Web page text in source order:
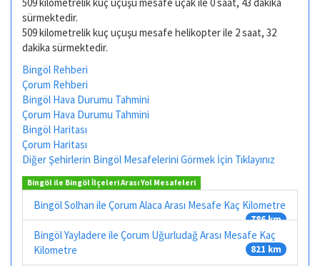
sürmektedir.
509 kilometrelik kuç uçuşu mesafe helikopter ile 2 saat, 32
dakika sürmektedir.
Bingöl Rehberi
Çorum Rehberi
Bingöl Hava Durumu Tahmini
Çorum Hava Durumu Tahmini
Bingöl Haritası
Çorum Haritası
Diğer Şehirlerin Bingöl Mesafelerini Görmek İçin Tıklayınız
Bingöl ile Bingöl İlçeleri Arası Yol Mesafeleri
Bingöl Solhan ile Çorum Alaca Arası Mesafe Kaç Kilometre
786 km
Bingöl Yayladere ile Çorum Uğurludağ Arası Mesafe Kaç
Kilometre
821 km